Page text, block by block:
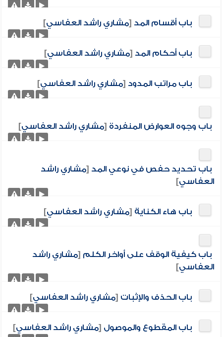
باب أقسام المد [مشاري راشد العفاسي]
باب أحكام المد [مشاري راشد العفاسي]
باب مراتب المدود [مشاري راشد العفاسي]
باب وجوه العوارض المنفردة [مشاري راشد العفاسي]
باب تحديد حفص في نوعي المد [مشاري راشد
العفاسي]
باب هاء الكناية [مشاري راشد العفاسي]
باب كيفية الوقف على أواخر الكلم [مشاري راشد
العفاسي]
باب الحذف والإثبات [مشاري راشد العفاسي]
باب المقطوع والموصول [مشاري راشد العفاسي]